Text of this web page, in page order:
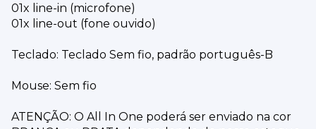
01x line-in (microfone)
01x line-out (fone ouvido)
Teclado: Teclado Sem fio, padrão português-B
Mouse: Sem fio
ATENÇÃO: O All In One poderá ser enviado na cor